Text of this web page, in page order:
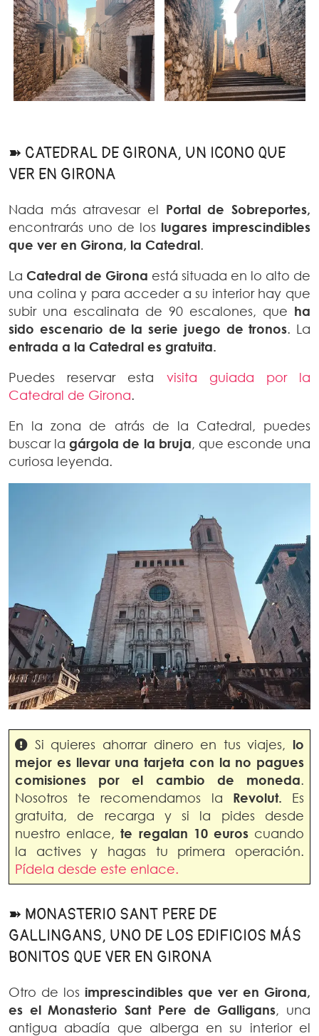
➽ CATEDRAL DE GIRONA, UN ICONO QUE
VER EN GIRONA
Nada más atravesar el Portal de Sobreportes,
encontrarás uno de los lugares imprescindibles
que ver en Girona, la Catedral.
La Catedral de Girona está situada en lo alto de
una colina y para acceder a su interior hay que
subir una escalinata de 90 escalones, que ha
sido escenario de la serie juego de tronos. La
entrada a la Catedral es gratuita.
Puedes reservar esta visita guiada por la
Catedral de Girona.
En la zona de atrás de la Catedral, puedes
buscar lagárgola de la bruja, que esconde una
curiosa leyenda.
Si quieres ahorrar dinero en tus viajes, lo
mejor es llevar una tarjeta con la no pagues
comisiones por el cambio de moneda.
Nosotros te recomendamos la Revolut. Es
gratuita, de recarga y si la pides desde
nuestro enlace,te regalan 10 euroscuando
la actives y hagas tu primera operación.
Pídela desde este enlace.
➽ MONASTERIO SANT PERE DE
GALLINGANS, UNO DE LOS EDIFICIOS MÁS
BONITOS QUE VER EN GIRONA
Otro de los imprescindibles que ver en Girona,
es el Monasterio Sant Pere de Galligans, una
antigua abadía que alberga en su interior el